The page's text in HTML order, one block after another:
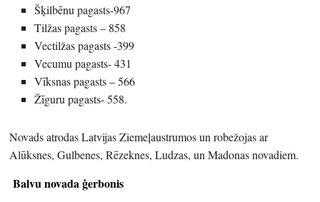
Šķilbēnu pagasts-967
Tilžas pagasts – 858
Vectilžas pagasts -399
Vecumu pagasts- 431
Vīksnas pagasts – 566
Žīguru pagasts- 558.
Novads atrodas Latvijas Ziemeļaustrumos un robežojas ar
Alūksnes, Gulbenes, Rēzeknes, Ludzas, un Madonas novadiem.
Balvu novada ģerbonis